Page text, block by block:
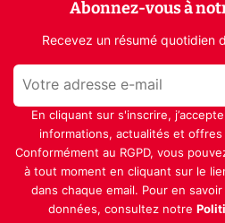
Abonnez-vous à
Recevez un résumé quotidien
En cliquant sur s'inscrire,
informations, actualités et offres
Conformément au RGPD, vous
à tout moment en cliquant sur le
dans chaque email. Pour en
données, consultez notre